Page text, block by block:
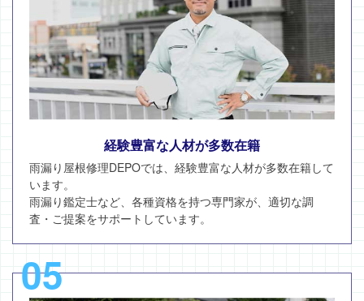
経験豊富な人材が多数在籍
雨漏り屋根修理DEPOでは、経験豊富な人材が多数在籍して
います。
雨漏り鑑定士など、各種資格を持つ専門家が、適切な調
査・ご提案をサポートしています。
05